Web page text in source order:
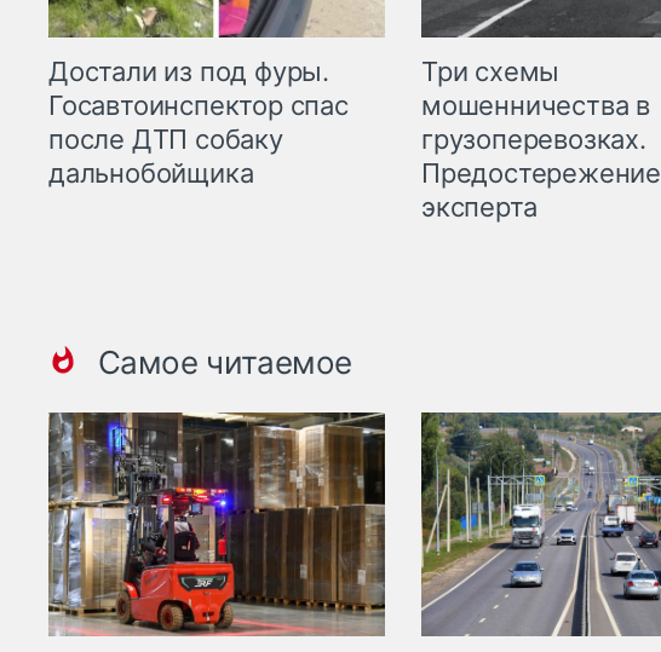
Достали из под фуры.
Госавтоинспектор спас
после ДТП собаку
дальнобойщика
Три схемы
мошенничества в
грузоперевозках.
Предостережение
эксперта
Самое читаемое